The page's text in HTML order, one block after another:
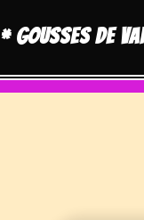
* Gousses de